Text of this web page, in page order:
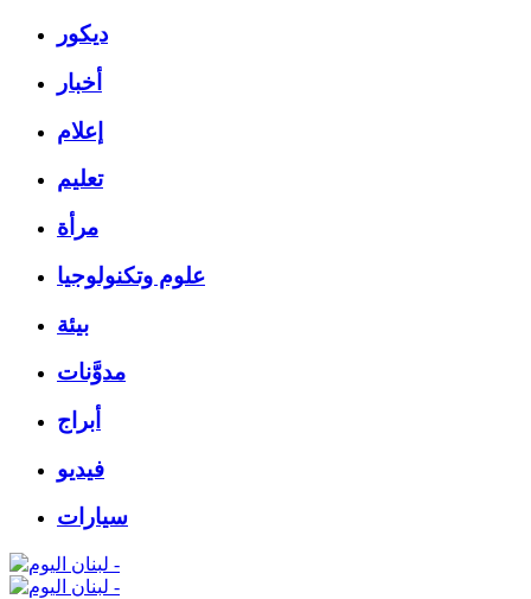
ديكور
أخبار
إعلام
تعليم
مرأة
علوم وتكنولوجيا
بيئة
مدوَّنات
أبراج
فيديو
سيارات